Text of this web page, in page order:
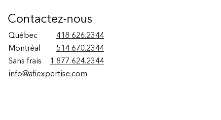
Contactez-nous
Québec
418 626.2344
Montréal
514 670.2344
Sans frais
1 877 624.2344
info@afiexpertise.com